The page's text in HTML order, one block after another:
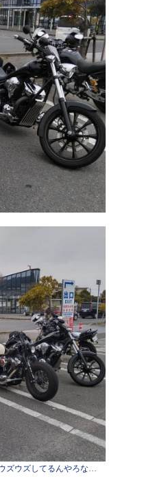
ズウズしてるんやろな…